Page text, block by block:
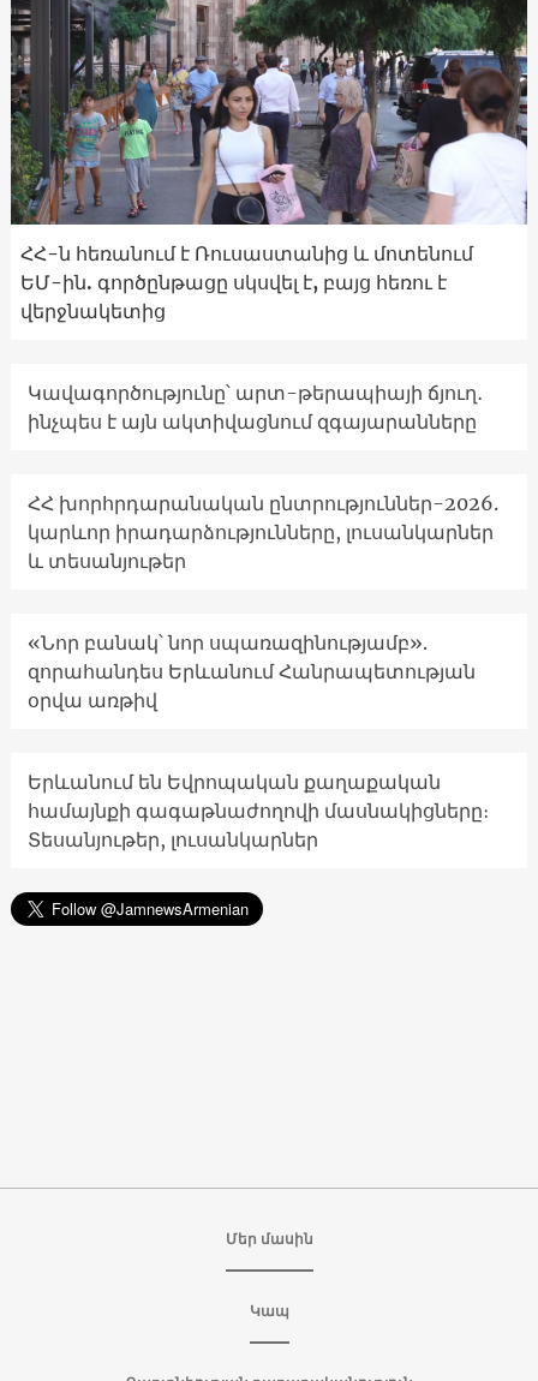
ՀՀ-ն հեռանում է Ռուսաստանից և մոտենում
ԵՄ-ին. գործընթացը սկսվել է, բայց հեռու է
վերջնակետից
Կավագործությունը՝ արտ-թերապիայի ճյուղ․
ինչպես է այն ակտիվացնում զգայարանները
ՀՀ խորհրդարանական ընտրություններ-2026.
կարևոր իրադարձությունները, լուսանկարներ
և տեսանյութեր
«Նոր բանակ՝ նոր սպառազինությամբ».
զորահանդես Երևանում Հանրապետության
օրվա առթիվ
Երևանում են Եվրոպական քաղաքական
համայնքի գագաթնաժողովի մասնակիցները։
Տեսանյութեր, լուսանկարներ
Մեր մասին
Կապ